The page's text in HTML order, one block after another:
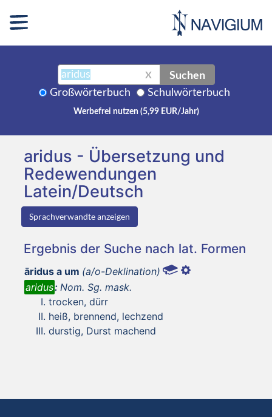
X Suchen
Großwörterbuch Schulwörterbuch
Werbefrei nutzen (5,99 EUR/Jahr)
aridus - Übersetzung und
Redewendungen
Latein/Deutsch
Sprachverwandte anzeigen
Ergebnis der Suche nach lat. Formen
āridus a um (a/o-Deklination)
aridus: Nom. Sg. mask.
trocken, dürr
heiß, brennend, lechzend
durstig, Durst machend